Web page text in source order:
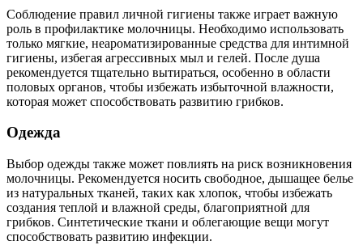
Соблюдение правил личной гигиены также играет важную
роль в профилактике молочницы. Необходимо использовать
только мягкие, неароматизированные средства для интимной
гигиены, избегая агрессивных мыл и гелей. После душа
рекомендуется тщательно вытираться, особенно в области
половых органов, чтобы избежать избыточной влажности,
которая может способствовать развитию грибков.
Одежда
Выбор одежды также может повлиять на риск возникновения
молочницы. Рекомендуется носить свободное, дышащее белье
из натуральных тканей, таких как хлопок, чтобы избежать
создания теплой и влажной среды, благоприятной для
грибков. Синтетические ткани и облегающие вещи могут
способствовать развитию инфекции.